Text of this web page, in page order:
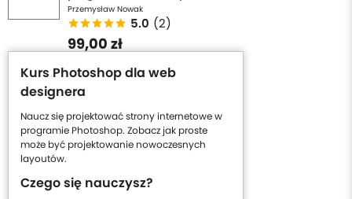
Przemysław Nowak
5.0 (2)
99,00 zł
Kurs Photoshop dla web
designera
Naucz się projektować strony internetowe w
programie Photoshop. Zobacz jak proste
może być projektowanie nowoczesnych
layoutów.
Czego się nauczysz?